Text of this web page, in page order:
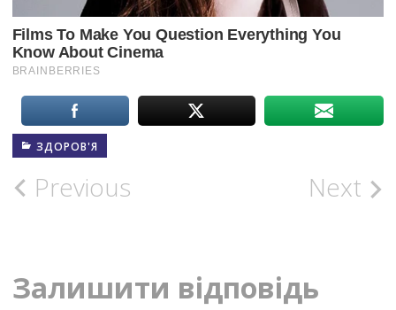
ЗДОРОВ'Я
Post
Previous Next
Залишити відповідь